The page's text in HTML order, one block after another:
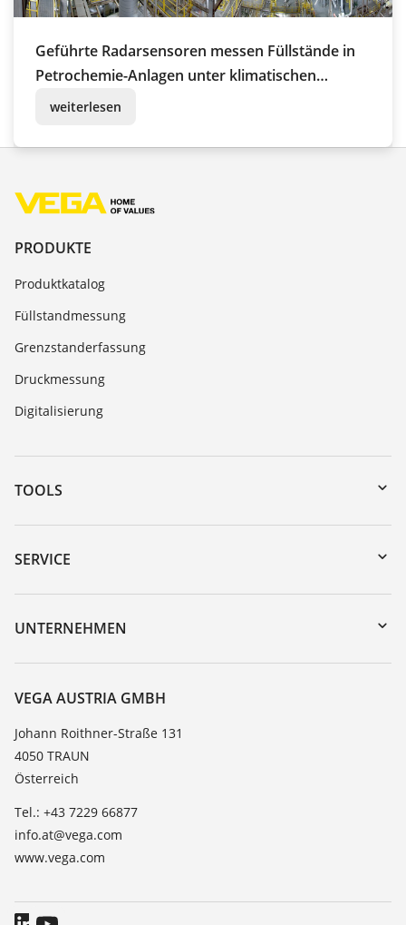
Geführte Radarsensoren messen Füllstände in
Petrochemie-Anlagen unter klimatischen
Extrembedingungen
weiterlesen
PRODUKTE
Produktkatalog
Füllstandmessung
Grenzstanderfassung
Druckmessung
Digitalisierung
TOOLS
Download-Center
Gerätesuche (Seriennummer)
DTM Collection/PACTware
SERVICE
Geräterücksendung
Trainings
Beständigkeitsliste
TeamViewer
UNTERNEHMEN
Karriere
Über VEGA
Kontakt
News
Blog
VEGA AUSTRIA GMBH
Johann Roithner-Straße 131
4050 TRAUN
Österreich
Tel.: +43 7229 66877
info.at@vega.com
www.vega.com